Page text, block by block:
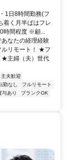
1日8時間勤務(フ
着く月半ばはフレ
間程度 ※顧...
なたの経理経験
ルリモート！ ★フ
★主婦（夫）世代
主夫歓迎
勤なし
フルリモート
与あり
ブランクOK